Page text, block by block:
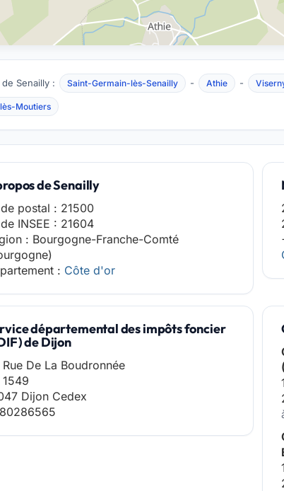
Senailly : Saint-Germain-lès-Senailly - Athie -
Moutiers
de Senailly
postal : 21500
INSEE : 21604
: Bourgogne-Franche-Comté
: Côte d'or
départemental des impôts foncier
de Dijon
De La Boudronnée
Dijon Cedex